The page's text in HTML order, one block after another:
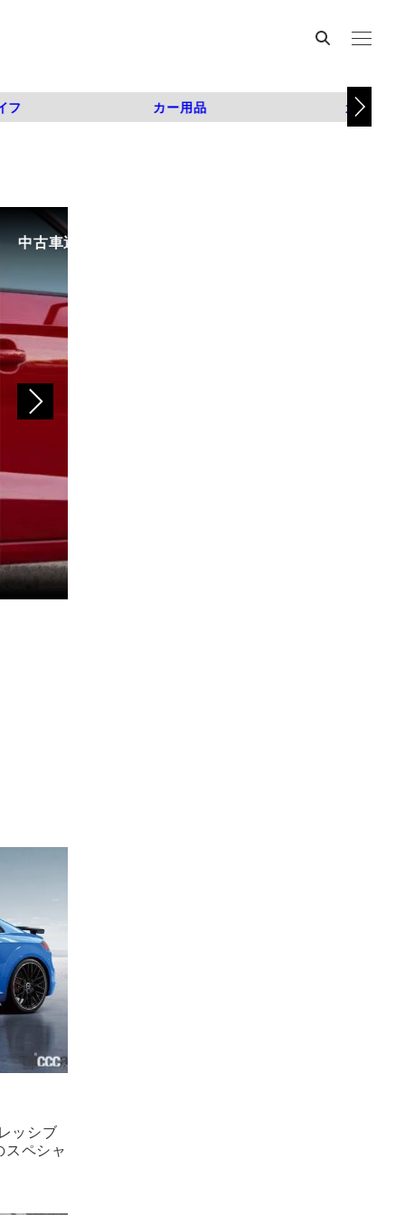
フ カー用品 カスタム
中古車選びで失敗しないために。選び方のコツや注意点
ッシブ
ペシャ